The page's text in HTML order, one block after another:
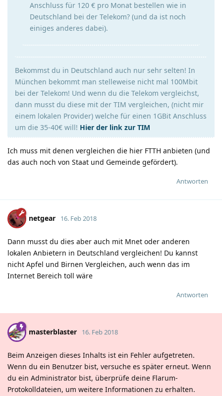
Anschluss für 120 € pro Monat bestellen wie in
Deutschland bei der Telekom? (und da ist noch
einiges anderes dabei).
Bekommst du in Deutschland auch nur sehr selten! In
München bekommt man stelleweise nicht mal 100Mbit
bei der Telekom! Und wenn du die Telekom vergleichst,
dann musst du diese mit der TIM vergleichen, (nicht mir
einem lokalen Provider) welche für einen 1GBit Anschluss
um die 35-40€ will! Hier der link zur TIM
Ich muss mit denen vergleichen die hier FTTH anbieten (und
das auch noch von Staat und Gemeinde gefördert).
Antworten
netgear 16. Feb 2018
Dann musst du dies aber auch mit Mnet oder anderen
lokalen Anbietern in Deutschland vergleichen! Du kannst
nicht Apfel und Birnen Vergleichen, auch wenn das im
Internet Bereich toll wäre
Antworten
masterblaster 16. Feb 2018
Beim Anzeigen dieses Inhalts ist ein Fehler aufgetreten.
Wenn du ein Benutzer bist, versuche es später erneut. Wenn
du ein Administrator bist, überprüfe deine Flarum-
Protokolldateien, um weitere Informationen zu erhalten.